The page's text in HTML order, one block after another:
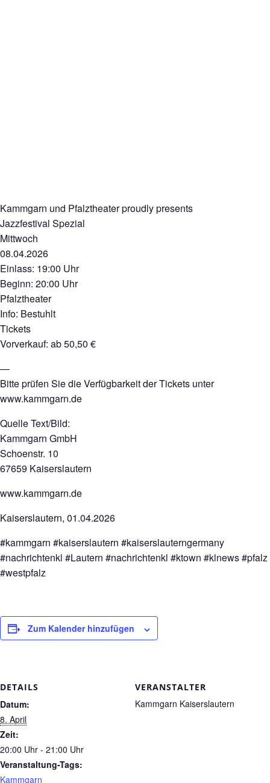
Kammgarn und Pfalztheater proudly presents
Jazzfestival Spezial
Mittwoch
08.04.2026
Einlass: 19:00 Uhr
Beginn: 20:00 Uhr
Pfalztheater
Info: Bestuhlt
Tickets
Vorverkauf: ab 50,50 €
—
Bitte prüfen Sie die Verfügbarkeit der Tickets unter
www.kammgarn.de
Quelle Text/Bild:
Kammgarn GmbH
Schoenstr. 10
67659 Kaiserslautern
www.kammgarn.de
Kaiserslautern, 01.04.2026
#kammgarn #kaiserslautern #kaiserslauterngermany
#nachrichtenkl #Lautern #nachrichtenkl #ktown #klnews #pfalz
#westpfalz
Zum Kalender hinzufügen
DETAILS
Datum:
8. April
Zeit:
20:00 Uhr - 21:00 Uhr
Veranstaltung-Tags:
Kammgarn
VERANSTALTER
Kammgarn Kaiserslautern